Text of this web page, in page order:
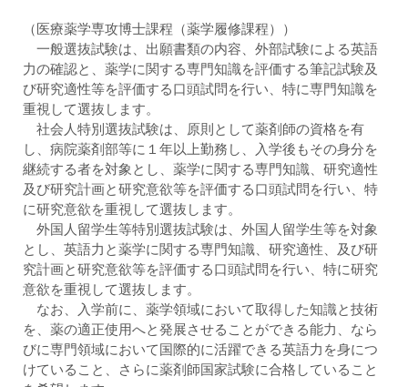
（医療薬学専攻博士課程（薬学履修課程））
一般選抜試験は、出願書類の内容、外部試験による英語
力の確認と、薬学に関する専門知識を評価する筆記試験及
び研究適性等を評価する口頭試問を行い、特に専門知識を
重視して選抜します。
社会人特別選抜試験は、原則として薬剤師の資格を有
し、病院薬剤部等に１年以上勤務し、入学後もその身分を
継続する者を対象とし、薬学に関する専門知識、研究適性
及び研究計画と研究意欲等を評価する口頭試問を行い、特
に研究意欲を重視して選抜します。
外国人留学生等特別選抜試験は、外国人留学生等を対象
とし、英語力と薬学に関する専門知識、研究適性、及び研
究計画と研究意欲等を評価する口頭試問を行い、特に研究
意欲を重視して選抜します。
なお、入学前に、薬学領域において取得した知識と技術
を、薬の適正使用へと発展させることができる能力、なら
びに専門領域において国際的に活躍できる英語力を身につ
けていること、さらに薬剤師国家試験に合格していること